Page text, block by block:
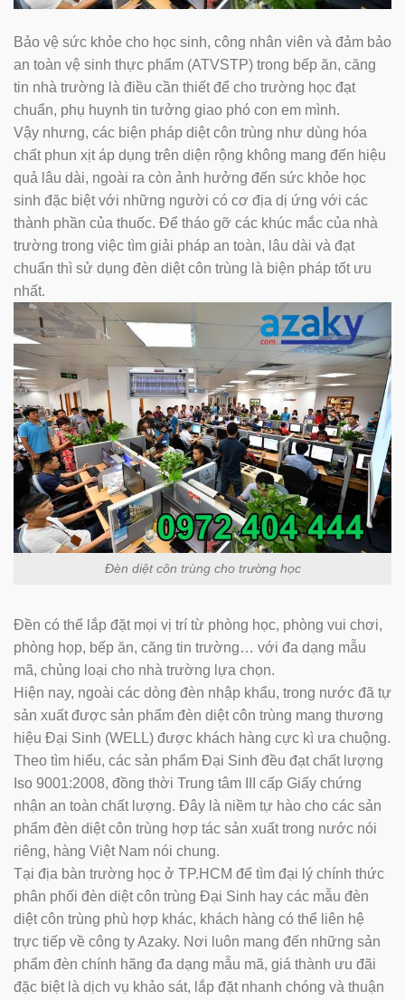
Bảo vệ sức khỏe cho học sinh, công nhân viên và đảm bảo
an toàn vệ sinh thực phẩm (ATVSTP) trong bếp ăn, căng
tin nhà trường là điều cần thiết để cho trường học đạt
chuẩn, phụ huynh tin tưởng giao phó con em mình.
Vậy nhưng, các biện pháp diệt côn trùng như dùng hóa
chất phun xịt áp dụng trên diện rộng không mang đến hiệu
quả lâu dài, ngoài ra còn ảnh hưởng đến sức khỏe học
sinh đặc biệt với những người có cơ địa dị ứng với các
thành phần của thuốc. Để tháo gỡ các khúc mắc của nhà
trường trong việc tìm giải pháp an toàn, lâu dài và đạt
chuẩn thì sử dụng đèn diệt côn trùng là biện pháp tốt ưu
nhất.
Đèn diệt côn trùng cho trường học
Đền có thể lắp đặt mọi vị trí từ phòng học, phòng vui chơi,
phòng họp, bếp ăn, căng tin trường… với đa dạng mẫu
mã, chủng loại cho nhà trường lựa chọn.
Hiện nay, ngoài các dòng đèn nhập khẩu, trong nước đã tự
sản xuất được sản phẩm đèn diệt côn trùng mang thương
hiệu Đại Sinh (WELL) được khách hàng cực kì ưa chuộng.
Theo tìm hiểu, các sản phẩm Đại Sinh đều đạt chất lượng
Iso 9001:2008, đồng thời Trung tâm III cấp Giấy chứng
nhận an toàn chất lượng. Đây là niềm tự hào cho các sản
phẩm đèn diệt côn trùng hợp tác sản xuất trong nước nói
riêng, hàng Việt Nam nói chung.
Tại địa bàn trường học ở TP.HCM để tìm đại lý chính thức
phân phối đèn diệt côn trùng Đại Sinh hay các mẫu đèn
diệt côn trùng phù hợp khác, khách hàng có thể liên hệ
trực tiếp về công ty Azaky. Nơi luôn mang đến những sản
phẩm đèn chính hãng đa dạng mẫu mã, giá thành ưu đãi
đặc biệt là dịch vụ khảo sát, lắp đặt nhanh chóng và thuận